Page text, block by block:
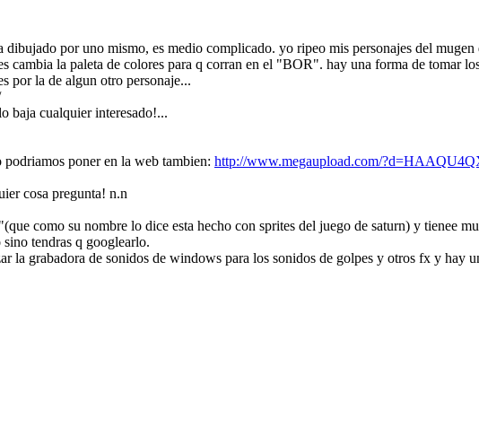
dibujado por uno mismo, es medio complicado. yo ripeo mis personajes del
cambia la paleta de colores para q corran en el "BOR". hay una forma de tomar
por la de algun otro personaje...
baja cualquier interesado!...
podriamos poner en la web tambien: http://www.megaupload.com/
cosa pregunta! n.n
como su nombre lo dice esta hecho con sprites del juego de saturn) y tienee
tendras q googlearlo.
la grabadora de sonidos de windows para los sonidos de golpes y otros fx y hay